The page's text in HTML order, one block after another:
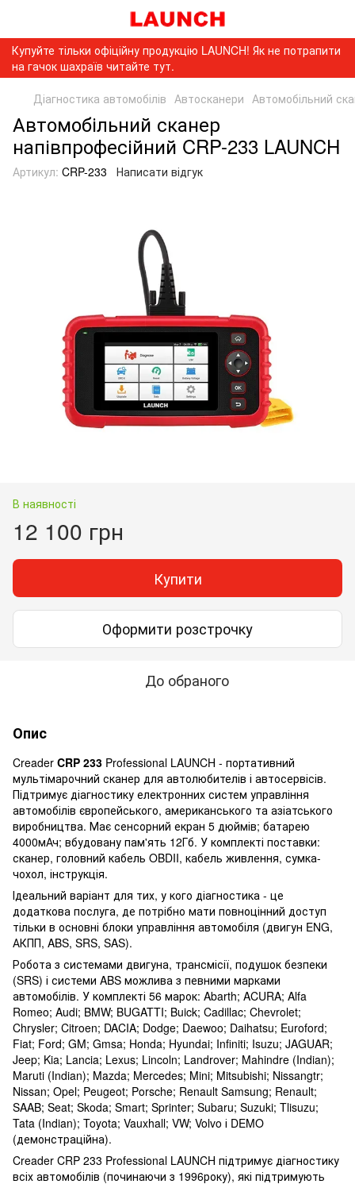
Купуйте тільки офіційну продукцію LAUNCH! Як не потрапити
на гачок шахраїв читайте тут.
Діагностика автомобілів Автосканери Автомобільний
Автомобільний сканер
напівпрофесійний CRP-233 LAUNCH
Артикул: CRP-233 Написати відгук
В наявності
12 100 грн
Купити
Оформити розстрочку
До обраного
Опис
Creader CRP 233 Professional LAUNCH - портативний
мультімарочний сканер для автолюбителів і автосервісів.
Підтримує діагностику електронних систем управління
автомобілів європейського, американського та азіатського
виробництва. Має сенсорний екран 5 дюймів; батарею
4000мАч; вбудовану пам'ять 12Гб. У комплекті поставки:
сканер, головний кабель OBDII, кабель живлення, сумка-
чохол, інструкція.
Ідеальний варіант для тих, у кого діагностика - це
додаткова послуга, де потрібно мати повноцінний доступ
тільки в основні блоки управління автомобіля (двигун ENG,
АКПП, ABS, SRS, SAS).
Робота з системами двигуна, трансмісії, подушок безпеки
(SRS) і системи ABS можлива з певними марками
автомобілів. У комплекті 56 марок: Abarth; ACURA; Alfa
Romeo; Audi; BMW; BUGATTI; Buick; Cadillac; Chevrolet;
Chrysler; Citroen; DACIA; Dodge; Daewoo; Daihatsu; Euroford;
Fiat; Ford; GM; Gmsa; Honda; Hyundai; Infiniti; Isuzu; JAGUAR;
Jeep; Kia; Lancia; Lexus; Lincoln; Landrover; Mahindre (Indian);
Maruti (Indian); Mazda; Mercedes; Mini; Mitsubishi; Nissangtr;
Nissan; Opel; Peugeot; Porsche; Renault Samsung; Renault;
SAAB; Seat; Skoda; Smart; Sprinter; Subaru; Suzuki; Tlisuzu;
Tata (Indian); Toyota; Vauxhall; VW; Volvo і DEMO
(демонстраційна).
Creader CRP 233 Professional LAUNCH підтримує діагностику
всіх автомобілів (починаючи з 1996року), які підтримують